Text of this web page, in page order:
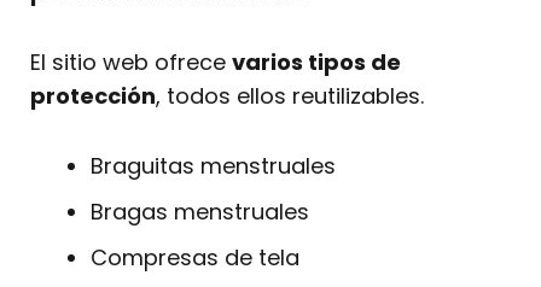
El sitio web ofrece varios tipos de
protección, todos ellos reutilizables.
Braguitas menstruales
Bragas menstruales
Compresas de tela